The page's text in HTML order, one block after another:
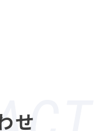
せ